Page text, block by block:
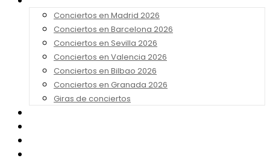
Conciertos en Madrid 2026
Conciertos en Barcelona 2026
Conciertos en Sevilla 2026
Conciertos en Valencia 2026
Conciertos en Bilbao 2026
Conciertos en Granada 2026
Giras de conciertos